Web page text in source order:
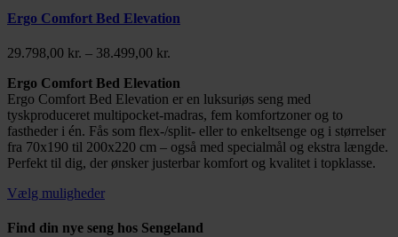
Ergo Comfort Bed Elevation
29.798,00 kr. – 38.499,00 kr.
til
38.499,00 kr.
Ergo Comfort Bed Elevation
Ergo Comfort Bed Elevation er en luksuriøs seng med
tyskproduceret multipocket-madras, fem komfortzoner og to
fastheder i én. Fås som flex-/split- eller to enkeltsenge og i størrelser
fra 70x190 til 200x220 cm – også med specialmål og ekstra længde.
Perfekt til dig, der ønsker justerbar komfort og kvalitet i topklasse.
Vælg muligheder
Find din nye seng hos Sengeland